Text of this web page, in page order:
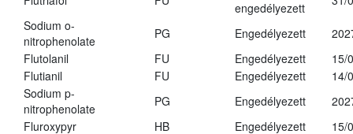
engedélyezett
Sodium o-
nitrophenolate
PG Engedélyezett
Flutolanil
FU Engedélyezett
15/
Flutianil
FU Engedélyezett
14/
Sodium p-
nitrophenolate
PG Engedélyezett
Fluroxypyr
HB Engedélyezett
15/